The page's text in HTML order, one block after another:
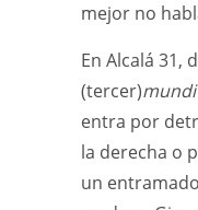
mejor no
En Alcalá 31,
(tercer)mundi
entra por
la derecha o
un